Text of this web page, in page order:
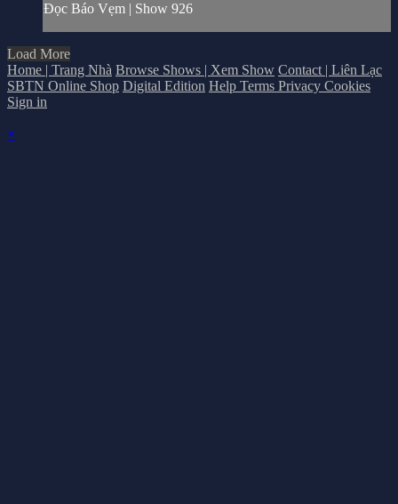
Đọc Báo Vẹm | Show 926
Load More
Home | Trang Nhà Browse Shows | Xem Show Contact | Liên Lạc
SBTN Online Shop Digital Edition Help Terms Privacy Cookies
Sign in
×